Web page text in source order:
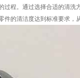
程。通过选择合适的清洗
的清洁度达到标准要求，